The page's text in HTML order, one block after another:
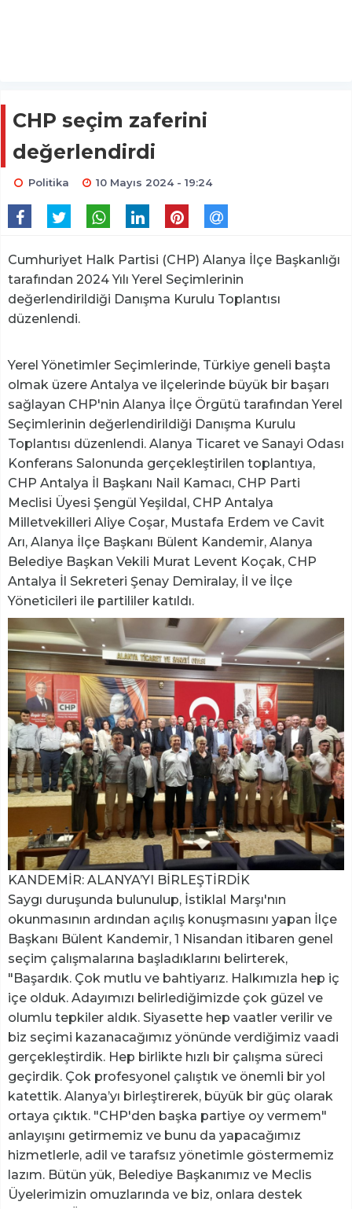
CHP seçim zaferini
değerlendirdi
Politika 10 Mayıs 2024 - 19:24
Cumhuriyet Halk Partisi (CHP) Alanya İlçe Başkanlığı
tarafından 2024 Yılı Yerel Seçimlerinin
değerlendirildiği Danışma Kurulu Toplantısı
düzenlendi.
Yerel Yönetimler Seçimlerinde, Türkiye geneli başta
olmak üzere Antalya ve ilçelerinde büyük bir başarı
sağlayan CHP'nin Alanya İlçe Örgütü tarafından Yerel
Seçimlerinin değerlendirildiği Danışma Kurulu
Toplantısı düzenlendi. Alanya Ticaret ve Sanayi Odası
Konferans Salonunda gerçekleştirilen toplantıya,
CHP Antalya İl Başkanı Nail Kamacı, CHP Parti
Meclisi Üyesi Şengül Yeşildal, CHP Antalya
Milletvekilleri Aliye Coşar, Mustafa Erdem ve Cavit
Arı, Alanya İlçe Başkanı Bülent Kandemir, Alanya
Belediye Başkan Vekili Murat Levent Koçak, CHP
Antalya İl Sekreteri Şenay Demiralay, İl ve İlçe
Yöneticileri ile partililer katıldı.
KANDEMİR: ALANYA’YI BİRLEŞTİRDİK
Saygı duruşunda bulunulup, İstiklal Marşı'nın
okunmasının ardından açılış konuşmasını yapan İlçe
Başkanı Bülent Kandemir, 1 Nisandan itibaren genel
seçim çalışmalarına başladıklarını belirterek,
"Başardık. Çok mutlu ve bahtiyarız. Halkımızla hep iç
içe olduk. Adayımızı belirlediğimizde çok güzel ve
olumlu tepkiler aldık. Siyasette hep vaatler verilir ve
biz seçimi kazanacağımız yönünde verdiğimiz vaadi
gerçekleştirdik. Hep birlikte hızlı bir çalışma süreci
geçirdik. Çok profesyonel çalıştık ve önemli bir yol
katettik. Alanya’yı birleştirerek, büyük bir güç olarak
ortaya çıktık. "CHP'den başka partiye oy vermem"
anlayışını getirmemiz ve bunu da yapacağımız
hizmetlerle, adil ve tarafsız yönetimle göstermemiz
lazım. Bütün yük, Belediye Başkanımız ve Meclis
Üyelerimizin omuzlarında ve biz, onlara destek